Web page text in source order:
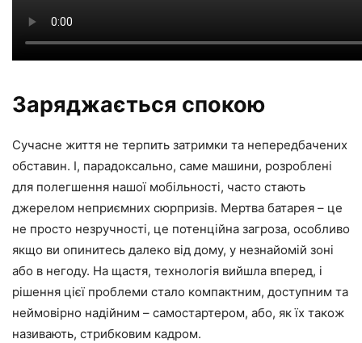
Заряджається спокою
Сучасне життя не терпить затримки та непередбачених
обставин. І, парадоксально, саме машини, розроблені
для полегшення нашої мобільності, часто стають
джерелом неприємних сюрпризів. Мертва батарея – це
не просто незручності, це потенційна загроза, особливо
якщо ви опинитесь далеко від дому, у незнайомій зоні
або в негоду. На щастя, технологія вийшла вперед, і
рішення цієї проблеми стало компактним, доступним та
неймовірно надійним – самостартером, або, як їх також
називають, стрибковим кадром.